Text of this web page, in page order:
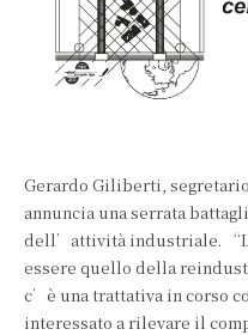
Gerardo Giliberti,
annuncia una serrata
dell’attività industriale.
essere quello della
c’è una trattativa in corso
interessato a rilevare il